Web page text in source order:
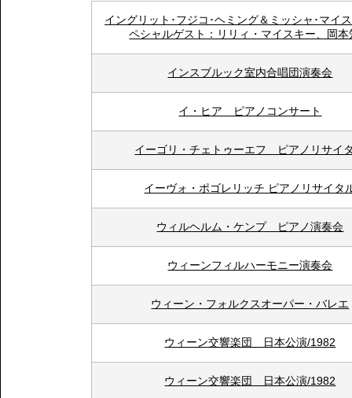
イングリット･フジコ･ヘミング＆ミッシャ･マイ
ペシャルゲスト：リリィ・マイスキー、岡本
インスブルック室内合唱団演奏会
イ・ヒア ピアノコンサート
イーゴリ・チェトゥーエフ ピアノリサイ
イーヴォ・ポゴレリッチ ピアノリサイタ
ウィルヘルム・ケンプ ピアノ演奏会
ウィーンフィルハーモニー演奏会
ウィーン・フォルクスオーパー・バレエ
ウィーン交響楽団 日本公演/1982
ウィーン交響楽団 日本公演/1982